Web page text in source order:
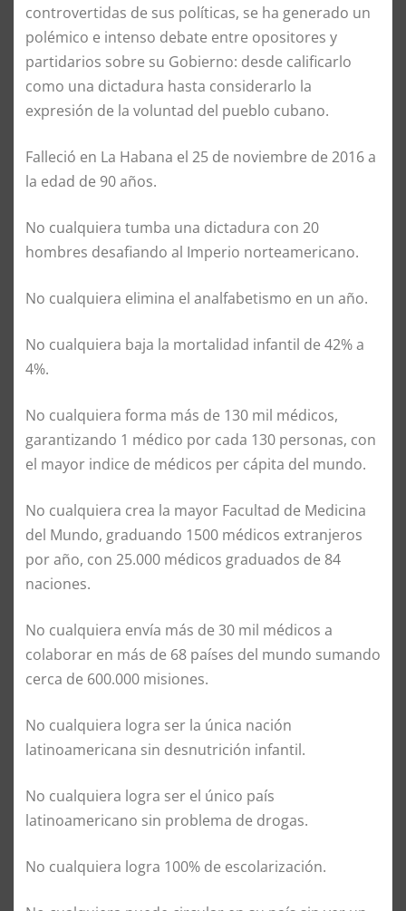
controvertidas de sus políticas, se ha generado un
polémico e intenso debate entre opositores y
partidarios sobre su Gobierno: desde calificarlo
como una dictadura hasta considerarlo la
expresión de la voluntad del pueblo cubano.
Falleció en La Habana el 25 de noviembre de 2016 a
la edad de 90 años.
No cualquiera tumba una dictadura con 20
hombres desafiando al Imperio norteamericano.
No cualquiera elimina el analfabetismo en un año.
No cualquiera baja la mortalidad infantil de 42% a
4%.
No cualquiera forma más de 130 mil médicos,
garantizando 1 médico por cada 130 personas, con
el mayor indice de médicos per cápita del mundo.
No cualquiera crea la mayor Facultad de Medicina
del Mundo, graduando 1500 médicos extranjeros
por año, con 25.000 médicos graduados de 84
naciones.
No cualquiera envía más de 30 mil médicos a
colaborar en más de 68 países del mundo sumando
cerca de 600.000 misiones.
No cualquiera logra ser la única nación
latinoamericana sin desnutrición infantil.
No cualquiera logra ser el único país
latinoamericano sin problema de drogas.
No cualquiera logra 100% de escolarización.